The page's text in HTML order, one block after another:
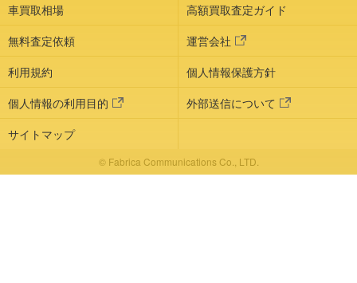
車買取相場
高額買取査定ガイド
無料査定依頼
運営会社
利用規約
個人情報保護方針
個人情報の利用目的
外部送信について
サイトマップ
© Fabrica Communications Co., LTD.